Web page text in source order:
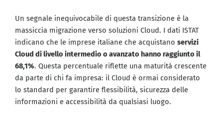
Un segnale inequivocabile di questa transizione è la
massiccia migrazione verso soluzioni Cloud. I dati ISTAT
indicano che le imprese italiane che acquistano servizi
Cloud di livello intermedio o avanzato hanno raggiunto il
68,1%. Questa percentuale riflette una maturità crescente
da parte di chi fa impresa: il Cloud è ormai considerato
lo standard per garantire flessibilità, sicurezza delle
informazioni e accessibilità da qualsiasi luogo.